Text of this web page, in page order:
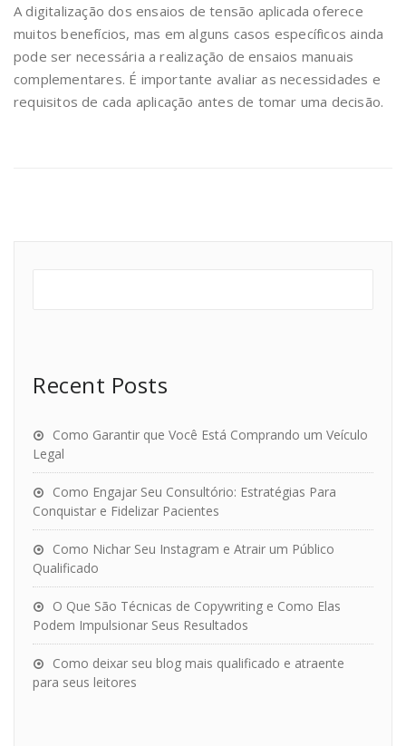
A digitalização dos ensaios de tensão aplicada oferece
muitos benefícios, mas em alguns casos específicos ainda
pode ser necessária a realização de ensaios manuais
complementares. É importante avaliar as necessidades e
requisitos de cada aplicação antes de tomar uma decisão.
Recent Posts
Como Garantir que Você Está Comprando um Veículo
Legal
Como Engajar Seu Consultório: Estratégias Para
Conquistar e Fidelizar Pacientes
Como Nichar Seu Instagram e Atrair um Público
Qualificado
O Que São Técnicas de Copywriting e Como Elas
Podem Impulsionar Seus Resultados
Como deixar seu blog mais qualificado e atraente
para seus leitores